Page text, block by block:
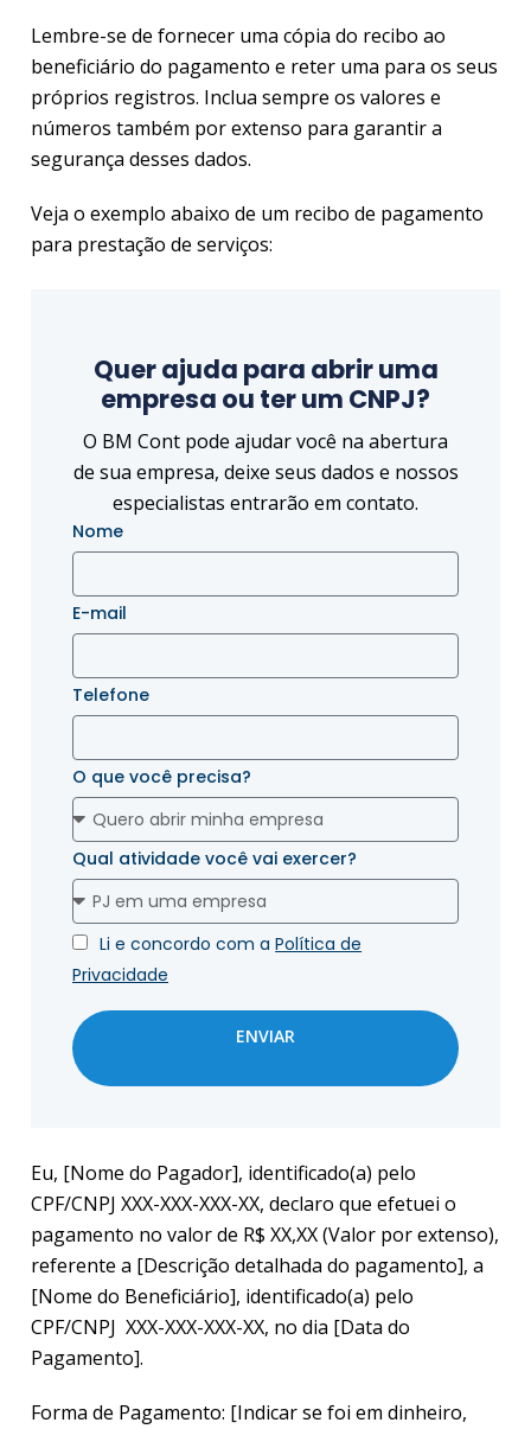
Lembre-se de fornecer uma cópia do recibo ao
beneficiário do pagamento e reter uma para os seus
próprios registros. Inclua sempre os valores e
números também por extenso para garantir a
segurança desses dados.
Veja o exemplo abaixo de um recibo de pagamento
para prestação de serviços:
Quer ajuda para abrir uma
empresa ou ter um CNPJ?
O BM Cont pode ajudar você na abertura
de sua empresa, deixe seus dados e nossos
especialistas entrarão em contato.
Nome
E-mail
Telefone
O que você precisa?
Qual atividade você vai exercer?
Li e concordo com aPolítica de
Privacidade
ENVIAR
Eu, [Nome do Pagador], identificado(a) pelo
CPF/CNPJ XXX-XXX-XXX-XX, declaro que efetuei o
pagamento no valor de R$ XX,XX (Valor por extenso),
referente a [Descrição detalhada do pagamento], a
[Nome do Beneficiário], identificado(a) pelo
CPF/CNPJ XXX-XXX-XXX-XX, no dia [Data do
Pagamento].
Forma de Pagamento: [Indicar se foi em dinheiro,